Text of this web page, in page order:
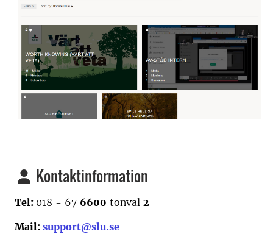
Kontaktinformation
Tel: 018 - 67 6600 tonval 2
Mail: support@slu.se